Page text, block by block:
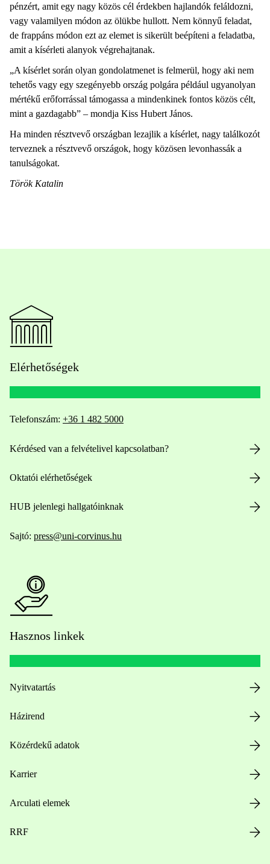
pénzért, amit egy nagy közös cél érdekben hajlandók feláldozni,
vagy valamilyen módon az ölükbe hullott. Nem könnyű feladat,
de frappáns módon ezt az elemet is sikerült beépíteni a feladatba,
amit a kísérleti alanyok végrehajtanak.
„A kísérlet során olyan gondolatmenet is felmerül, hogy aki nem
tehetős vagy egy szegényebb ország polgára például ugyanolyan
mértékű erőforrással támogassa a mindenkinek fontos közös célt,
mint a gazdagabb” – mondja Kiss Hubert János.
Ha minden résztvevő országban lezajlik a kísérlet, nagy találkozót
terveznek a résztvevő országok, hogy közösen levonhassák a
tanulságokat.
Török Katalin
Elérhetőségek
Telefonszám: +36 1 482 5000
Kérdésed van a felvételivel kapcsolatban?
Oktatói elérhetőségek
HUB jelenlegi hallgatóinknak
Sajtó: press@uni-corvinus.hu
Hasznos linkek
Nyitvatartás
Házirend
Közérdekű adatok
Karrier
Arculati elemek
RRF